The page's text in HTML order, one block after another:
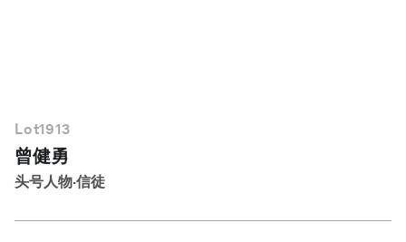
Lot1913
曾健勇
头号人物·信徒